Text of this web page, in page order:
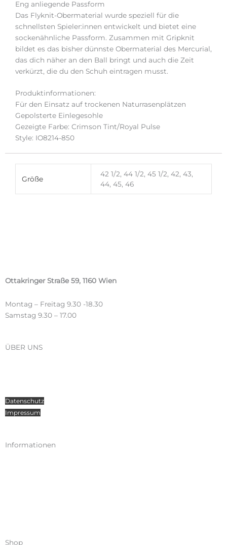
Eng anliegende Passform
Das Flyknit-Obermaterial wurde speziell für die
schnellsten Spieler:innen entwickelt und bietet eine
sockenähnliche Passform. Zusammen mit Gripknit
bildet es das bisher dünnste Obermaterial des Mercurial,
das dich näher an den Ball bringt und auch die Zeit
verkürzt, die du den Schuh eintragen musst.
Produktinformationen:
Für den Einsatz auf trockenen Naturrasenplätzen
Gepolsterte Einlegesohle
Gezeigte Farbe: Crimson Tint/Royal Pulse
Style: IO8214-850
Größe
42 1/2, 44 1/2, 45 1/2, 42, 43,
44, 45, 46
Ottakringer Straße 59, 1160 Wien
Montag – Freitag 9.30 -18.30
Samstag 9.30 – 17.00
ÜBER UNS
Datenschutz
Impressum
Informationen
Shop